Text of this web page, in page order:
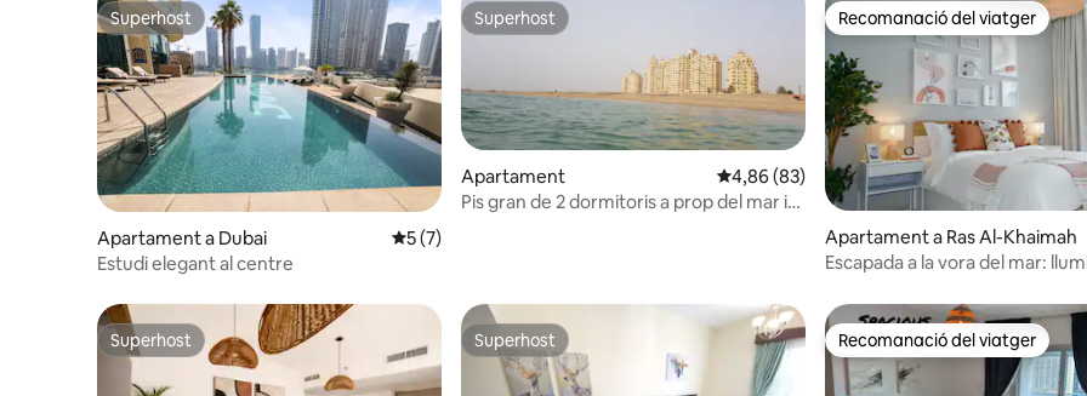
Superhost
Superhost
Apartament a Dubai 5 de puntuació mitjana d'un total de 5; 7 avaluacions
5 (7)
Estudi elegant al centre
Superhost
Superhost
Apartament 4,86 de puntuació mitjana d'un total de 5; 83
4,86 (83)
Pis gran de 2 dormitoris a prop del mar i
Recomanació del viatger
Recomanació del viatger
Apartament a Ras Al-Khaimah
Escapada a la vora del mar:
Superhost
Superhost Superhost
Superhost Recomanació del viatger
Recomanació del viatger